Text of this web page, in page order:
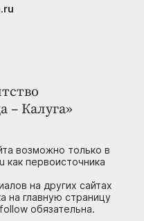
– Калуга»
возможно только в
как первоисточника
на других сайтах
на главную страницу
обязательна.